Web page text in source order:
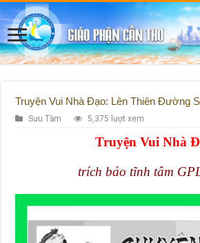
Truyện Vui Nhà Đạo: Lên Thiên Đường
Sưu Tầm 5,375 lượt xem
Truyện Vui Nhà
trích báo tĩnh tâm